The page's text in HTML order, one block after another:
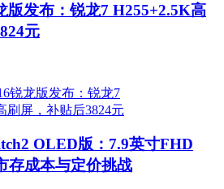
版发布：锐龙7 H255+2.5K高
元
OLED版：7.9英寸FHD
存成本与定价挑战